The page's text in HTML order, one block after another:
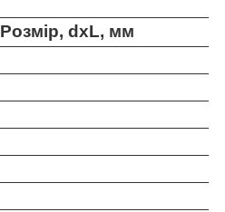
Розмір, dxL, мм